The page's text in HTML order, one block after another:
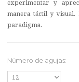
experimentar y
manera táctil y visual.
paradigma.
Número de agujas: